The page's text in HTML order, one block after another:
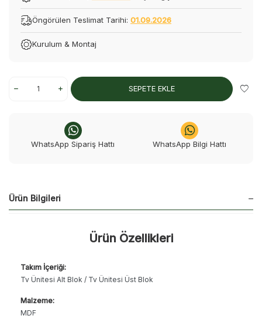
Öngörülen Teslimat Tarihi: 01.09.2026
Kurulum & Montaj
SEPETE EKLE
WhatsApp Sipariş Hattı WhatsApp Bilgi Hattı
Ürün Bilgileri
Ürün Özellikleri
Takım İçeriği:
Tv Ünitesi Alt Blok / Tv Ünitesi Üst Blok
Malzeme:
MDF